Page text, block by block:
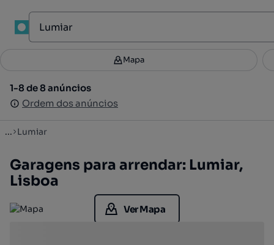
Filtros 3
1-8 de 8 anúncios
Ordem dos anúncios
Mapa
1-8 de 8 anúncios
Ordem dos anúncios
... Lumiar
Garagens para arrendar: Lumiar,
Lisboa
Ver Mapa